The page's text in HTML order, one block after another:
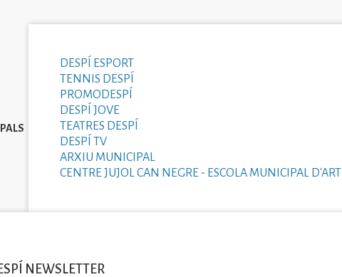
DESPÍ ESPORT
TENNIS DESPÍ
PROMODESPÍ
DESPÍ JOVE
TEATRES DESPÍ
DESPÍ TV
ARXIU MUNICIPAL
CENTRE JUJOL CAN NEGRE - ESCOLA MUNICIPAL D'ART
NEWSLETTER